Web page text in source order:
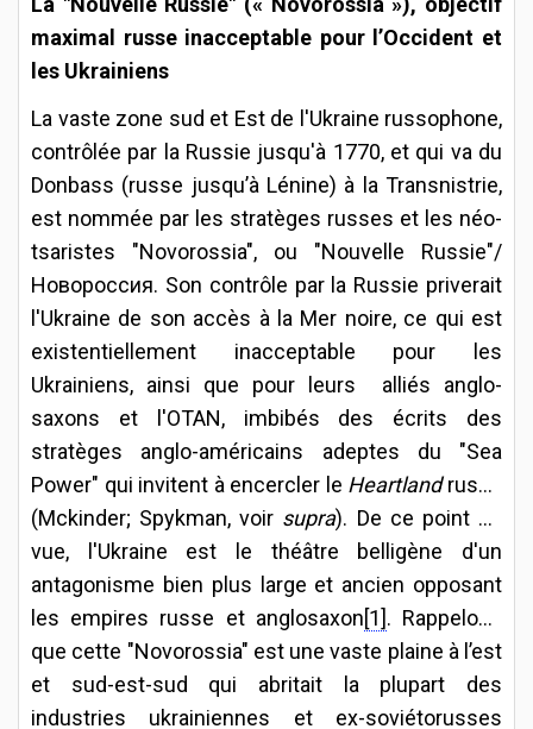
maximal russe inacceptable pour l’Occident et
les Ukrainiens
La vaste zone sud et Est de l'Ukraine russophone,
contrôlée par la Russie jusqu'à 1770, et qui va du
Donbass (russe jusqu’à Lénine) à la Transnistrie,
est nommée par les stratèges russes et les néo-
tsaristes "Novorossia", ou "Nouvelle Russie"/
Новороссия. Son contrôle par la Russie priverait
l'Ukraine de son accès à la Mer noire, ce qui est
existentiellement inacceptable pour les
Ukrainiens, ainsi que pour leurs alliés anglo-
saxons et l'OTAN, imbibés des écrits des
stratèges anglo-américains adeptes du "Sea
Power" qui invitent à encercler le Heartlandrusse
(Mckinder; Spykman, voir supra). De ce point de
vue, l'Ukraine est le théâtre belligène d'un
antagonisme bien plus large et ancien opposant
les empires russe et anglosaxon[1]. Rappelons
que cette "Novorossia" est une vaste plaine à l’est
et sud-est-sud qui abritait la plupart des
industries ukrainiennes et ex-soviétorusses